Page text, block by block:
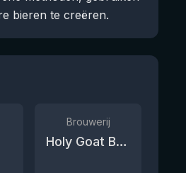
bieren te creëren.
Brouwerij
Holy Goat Brewing